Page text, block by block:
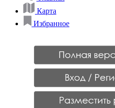
Карта
Избранное